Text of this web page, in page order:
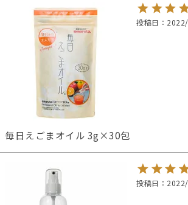
毎日えごまオイル 3g×30包
投稿日
投稿日